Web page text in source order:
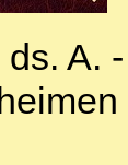
A. -